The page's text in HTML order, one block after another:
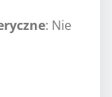
: Nie